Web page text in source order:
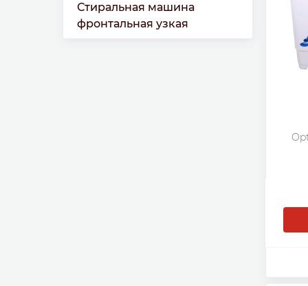
Стиральная машина
фронтальная узкая